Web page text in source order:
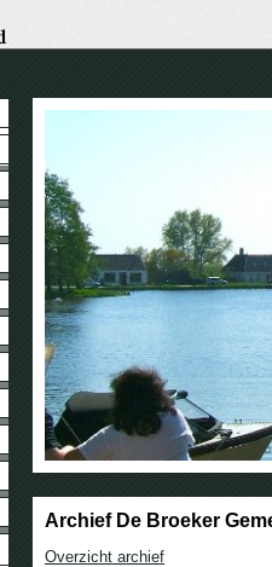
Archief De Broeker
Overzicht archief